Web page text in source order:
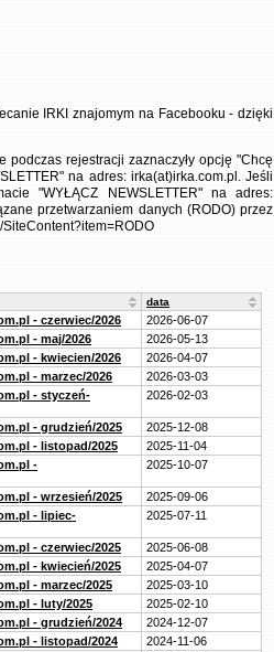
IRKI znajomym na Facebooku - dzięki
podczas rejestracji zaznaczyły opcję "Chcę
na adres: irka(at)irka.com.pl. Jeśli
"WYŁĄCZ NEWSLETTER" na adres:
przetwarzaniem danych (RODO) przez
data
- czerwiec/2026
2026-06-07
- maj/2026
2026-05-13
- kwiecien/2026
2026-04-07
- marzec/2026
2026-03-03
- styczeń-
2026-02-03
- grudzień/2025
2025-12-08
- listopad/2025
2025-11-04
-
2025-10-07
- wrzesień/2025
2025-09-06
- lipiec-
2025-07-11
- czerwiec/2025
2025-06-08
- kwiecień/2025
2025-04-07
- marzec/2025
2025-03-10
- luty/2025
2025-02-10
- grudzień/2024
2024-12-07
- listopad/2024
2024-11-06